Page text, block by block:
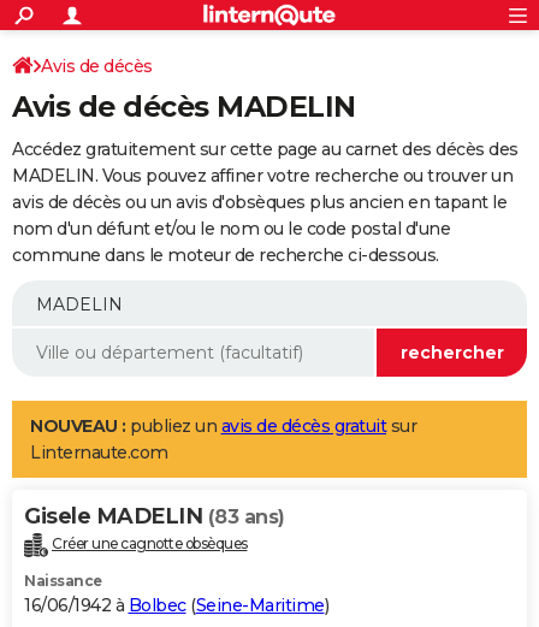
ACTUALITÉS
Politique
Société
Faits Divers
Education
Monde
Villes
+
SPORT
Coupe du monde 2026
Football
Tennis
Cyclisme
Rugby
Forum
Programme TV
TNT
Streaming
Cinéma
Sorties cinéma
Musique
+
FINANCE
Retraite
Epargne
Immobilier
Risques naturels par ville
Banque
Assurance
AUTO
Essais
Réserver un essai
Citadines
Berlines
SUV
Forum auto
+
Mobiles
Meilleur smartphone
Internet
Ordinateurs
Jeux vidéo
Guide high-tech
Aménagement intérieur
LIFESTYLE
Art de vivre
Bien-être
Loisirs
Mode
Modes de vie
Alimentation
Guide de la santé
Maladies
Médicaments
Sommeil
VOYAGE
Destinations
City break
Voyage nature
Voyage de noces
Forum
Climat
+PHOTO
GUIDES D'ACHAT
Avis de décès
Avis de décès MADELIN
Accédez gratuitement sur cette page au carnet des décès des
MADELIN. Vous pouvez affiner votre recherche ou trouver un
avis de décès ou un avis d'obsèques plus ancien en tapant le
nom d'un défunt et/ou le nom ou le code postal d'une
commune dans le moteur de recherche ci-dessous.
NOUVEAU : publiez un avis de décès gratuitsur
Linternaute.com
Gisele MADELIN (83 ans)
Créer une cagnotte obsèques
Naissance
16/06/1942 à Bolbec(Seine-Maritime)